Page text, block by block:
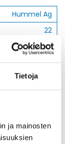
Tietoja
ja mainosten
Hummel Ag
22
15
HSK-K
EC000441
NPT 3/8"